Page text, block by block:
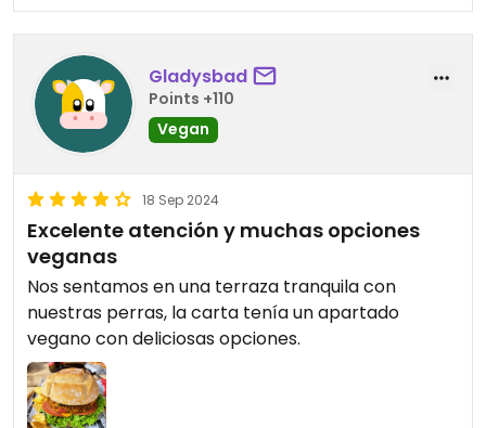
Gladysbad
Points +110
Vegan
18 Sep 2024
Excelente atención y muchas opciones
veganas
Nos sentamos en una terraza tranquila con
nuestras perras, la carta tenía un apartado
vegano con deliciosas opciones.